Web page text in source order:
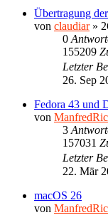
Übertragung
von claudiar»
0
155209
Letzter
26. Sep
Fedora 43 und
von
3
157031
Letzter
22. Mär
macOS 26
von